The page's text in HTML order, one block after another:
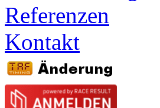
Referenzen
Kontakt